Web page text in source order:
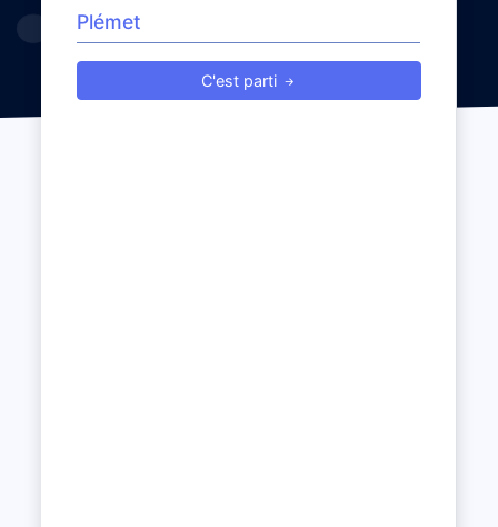
C'est parti